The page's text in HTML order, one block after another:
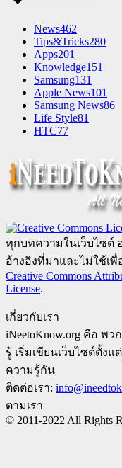
News462
Tips&Tricks280
Apps201
Knowledge151
Samsung131
Apple News101
Samsung News86
Life Style81
HTC77
ทุกบทความในเว็บไซต์
อ้างอิงที่มาและไม่ใช้เ
Creative Commons
License.
เกี่ยวกับเรา
iNeetoKnow.org คือ พ
รู้ เริ่มเขียนเว็บไซต์ตั้ง
ความรู้กัน
ติดต่อเรา:
ตามเรา
© 2011-2022 All Rights